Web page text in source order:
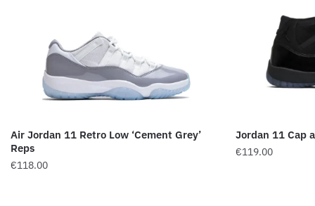
Air Jordan 11 Retro Low ‘Cement Grey’
Reps
€118.00
Jordan 11 Cap
€119.00